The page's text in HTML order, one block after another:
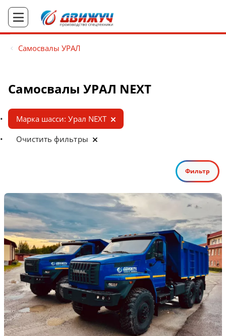
Самосвалы УРАЛ
Самосвалы УРАЛ NEXT
Марка шасси: Урал NEXT
Очистить фильтры
Фильтр